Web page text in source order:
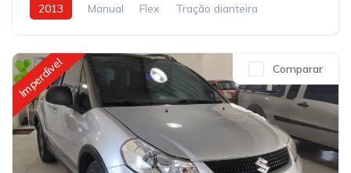
2013 Manual Flex Tração dianteira
Imperdivel Comparar